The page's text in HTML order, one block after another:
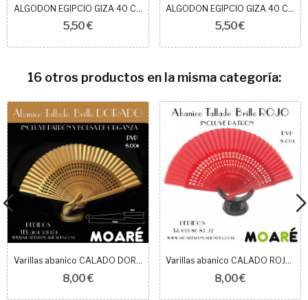
ALGODON EGIPCIO GIZA 40 COLOR 7128
5,50 €
ALGODON EGIPCIO GIZA 40 COLOR 3108
5,50 €
16 otros productos en la misma categoría:
Varillas abanico CALADO DORADO BRILLO + patrón
8,00 €
Varillas abanico CALADO ROJO BRILLO + patrón
8,00 €